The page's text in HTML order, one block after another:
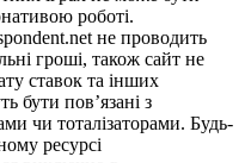
роботі.
не проводить
гроші, також сайт не
ставок та інших
бути пов’язані з
чи тоталізаторами. Будь-
ресурсі